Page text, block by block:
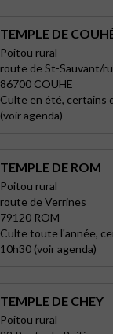
TEMPLE DE
Poitou rural
route de St-Sauvant/
86700 COUHE
Culte en été, certains
(voir agenda)
TEMPLE DE ROM
Poitou rural
route de Verrines
79120 ROM
Culte toute l'année,
10h30 (voir agenda)
TEMPLE DE CHEY
Poitou rural